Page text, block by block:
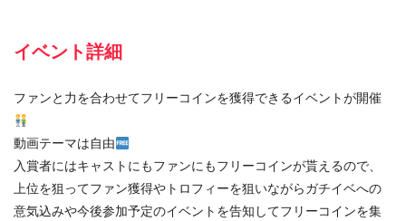
イベント詳細
ファンと力を合わせてフリーコインを獲得できるイベントが開催
動画テーマは自由
入賞者にはキャストにもファンにもフリーコインが貰えるので、
上位を狙ってファン獲得やトロフィーを狙いながらガチイベへの
意気込みや今後参加予定のイベントを告知してフリーコインを集